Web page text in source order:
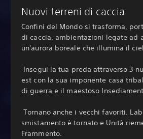
Nuovi terreni di caccia
Confini del Mondo si trasforma,
di caccia, ambientazioni legate ad
un'aurora boreale che illumina il
Insegui la tua preda attraverso 3
est con la sua imponente casa
di guerra e il maestoso
Tornano anche i vecchi favoriti.
smistamento è tornato e Unità
Frammento.